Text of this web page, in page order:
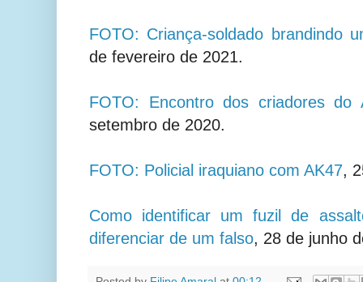
FOTO: Criança-soldado brandindo
de fevereiro de 2021.
FOTO: Encontro dos criadores
setembro de 2020.
FOTO: Policial iraquiano com AK47,
Como identificar um fuzil de
diferenciar de um falso, 28 de junho